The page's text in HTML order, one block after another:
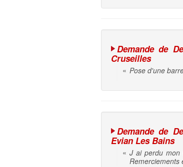
Demande de
Cruseilles
« Pose d'une
Demande de
Evian Les Bains
« J ai perdu mon
Remerciements